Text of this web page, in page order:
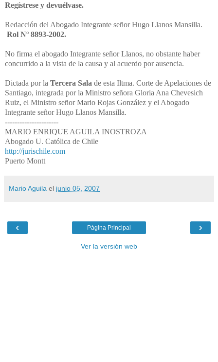
Regístrese y devuélvase.
Redacción del Abogado Integrante señor Hugo Llanos Mansilla.
Rol Nº 8893-2002.
No firma el abogado Integrante señor Llanos, no obstante haber
concurrido a la vista de la causa y al acuerdo por ausencia.
Dictada por la Tercera Sala de esta Iltma. Corte de Apelaciones de
Santiago, integrada por la Ministro señora Gloria Ana Chevesich
Ruiz, el Ministro señor Mario Rojas González y el Abogado
Integrante señor Hugo Llanos Mansilla.
----------------------
MARIO ENRIQUE AGUILA INOSTROZA
Abogado U. Católica de Chile
http://jurischile.com
Puerto Montt
Mario Aguila el junio 05, 2007
‹ ›
Página Principal
Ver la versión web